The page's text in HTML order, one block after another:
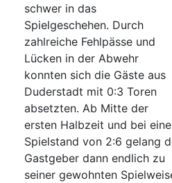
schwer in das
Spielgeschehen. Durch
zahlreiche Fehlpässe und
Lücken in der Abwehr
konnten sich die Gäste aus
Duderstadt mit 0:3 Toren
absetzten. Ab Mitte der
ersten Halbzeit und bei
Spielstand von 2:6 gelang
Gastgeber dann endlich zu
seiner gewohnten